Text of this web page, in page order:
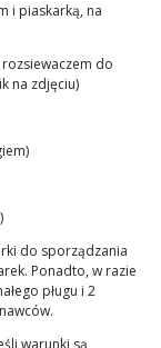
i piaskarką, na
rozsiewaczem do
na zdjęciu)
do sporządzania
Ponadto, w razie
pługu i 2
warunki są